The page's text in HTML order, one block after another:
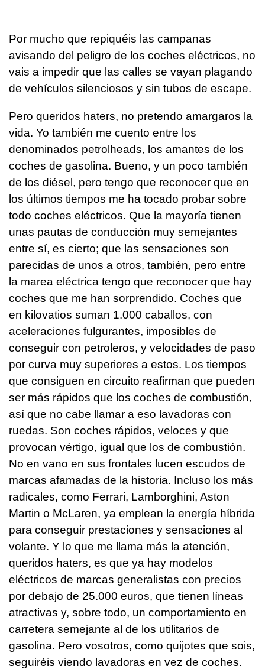
Por mucho que repiquéis las campanas
avisando del peligro de los coches eléctricos, no
vais a impedir que las calles se vayan plagando
de vehículos silenciosos y sin tubos de escape.
Pero queridos haters, no pretendo amargaros la
vida. Yo también me cuento entre los
denominados petrolheads, los amantes de los
coches de gasolina. Bueno, y un poco también
de los diésel, pero tengo que reconocer que en
los últimos tiempos me ha tocado probar sobre
todo coches eléctricos. Que la mayoría tienen
unas pautas de conducción muy semejantes
entre sí, es cierto; que las sensaciones son
parecidas de unos a otros, también, pero entre
la marea eléctrica tengo que reconocer que hay
coches que me han sorprendido. Coches que
en kilovatios suman 1.000 caballos, con
aceleraciones fulgurantes, imposibles de
conseguir con petroleros, y velocidades de paso
por curva muy superiores a estos. Los tiempos
que consiguen en circuito reafirman que pueden
ser más rápidos que los coches de combustión,
así que no cabe llamar a eso lavadoras con
ruedas. Son coches rápidos, veloces y que
provocan vértigo, igual que los de combustión.
No en vano en sus frontales lucen escudos de
marcas afamadas de la historia. Incluso los más
radicales, como Ferrari, Lamborghini, Aston
Martin o McLaren, ya emplean la energía híbrida
para conseguir prestaciones y sensaciones al
volante. Y lo que me llama más la atención,
queridos haters, es que ya hay modelos
eléctricos de marcas generalistas con precios
por debajo de 25.000 euros, que tienen líneas
atractivas y, sobre todo, un comportamiento en
carretera semejante al de los utilitarios de
gasolina. Pero vosotros, como quijotes que sois,
seguiréis viendo lavadoras en vez de coches.